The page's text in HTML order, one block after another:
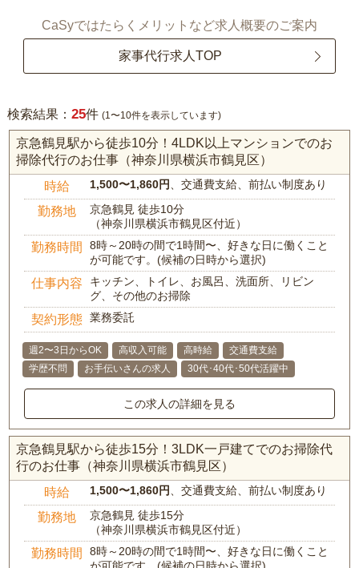
CaSyではたらくメリットなど求人概要のご案内
家事代行求人TOP
検索結果： 25件 (1〜10件を表示しています)
京急鶴見駅から徒歩10分！4LDK以上マンションでのお
掃除代行のお仕事（神奈川県横浜市鶴見区）
時給 1,500〜1,860円 、交通費支給、前払い制度あり
勤務地
京急鶴見 徒歩10分
（神奈川県横浜市鶴見区付近）
勤務時間
8時～20時の間で1時間〜、好きな日に働くこと
が可能です。(候補の日時から選択)
仕事内容
キッチン、トイレ、お風呂、洗面所、リビン
グ、その他のお掃除
契約形態 業務委託
週2〜3日からOK 高収入可能 高時給
交通費支給
学歴不問
お手伝いさんの求人 30代･40代･50代活躍中
この求人の詳細を見る
京急鶴見駅から徒歩15分！3LDK一戸建てでのお掃除代
行のお仕事（神奈川県横浜市鶴見区）
時給 1,500〜1,860円 、交通費支給、前払い制度あり
勤務地
京急鶴見 徒歩15分
（神奈川県横浜市鶴見区付近）
勤務時間
8時～20時の間で1時間〜、好きな日に働くこと